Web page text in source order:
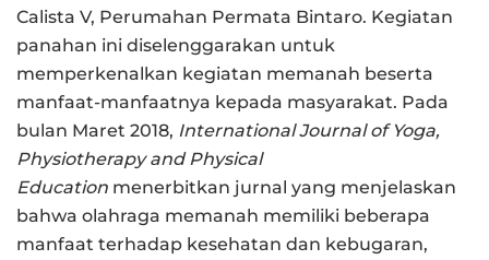
Calista V, Perumahan Permata Bintaro. Kegiatan
panahan ini diselenggarakan untuk
memperkenalkan kegiatan memanah beserta
manfaat-manfaatnya kepada masyarakat. Pada
bulan Maret 2018, International Journal of Yoga,
Physiotherapy and Physical
Education menerbitkan jurnal yang menjelaskan
bahwa olahraga memanah memiliki beberapa
manfaat terhadap kesehatan dan kebugaran,